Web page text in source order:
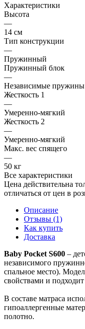
Характеристики
Высота
—
14 см
Тип конструкции
—
Пружинный
Пружинный блок
—
Независимые пружины
Жесткость 1
—
Умеренно-мягкий
Жесткость 2
—
Умеренно-мягкий
Макс. вес спящего
—
50 кг
Все характеристики
Цена действительна
отличаться от цен в
Описание
Отзывы (1)
Как купить
Доставка
Baby Pocket S600 –
независимого
спальное место).
свойствами и
В составе матраса
гипоаллергенные
полотно.